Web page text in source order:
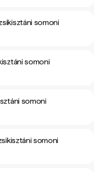
somoni
somoni
somoni
somoni